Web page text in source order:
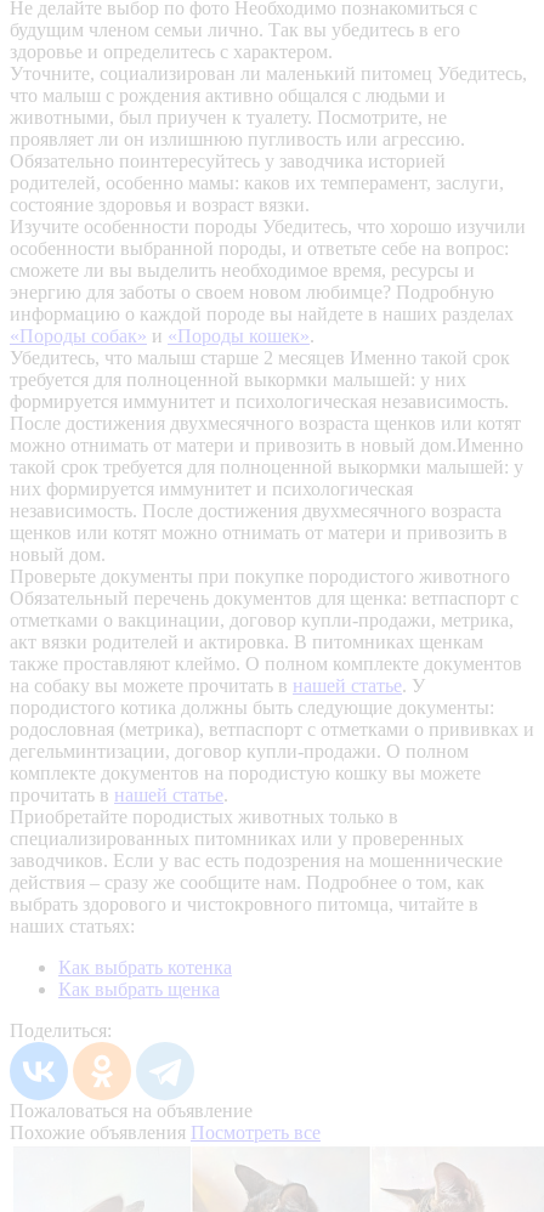
Не делайте выбор по фото Необходимо познакомиться с
будущим членом семьи лично. Так вы убедитесь в его
здоровье и определитесь с характером.
Уточните, социализирован ли маленький питомец Убедитесь,
что малыш с рождения активно общался с людьми и
животными, был приучен к туалету. Посмотрите, не
проявляет ли он излишнюю пугливость или агрессию.
Обязательно поинтересуйтесь у заводчика историей
родителей, особенно мамы: каков их темперамент, заслуги,
состояние здоровья и возраст вязки.
Изучите особенности породы Убедитесь, что хорошо изучили
особенности выбранной породы, и ответьте себе на вопрос:
сможете ли вы выделить необходимое время, ресурсы и
энергию для заботы о своем новом любимце? Подробную
информацию о каждой породе вы найдете в наших разделах
«Породы собак» и «Породы кошек».
Убедитесь, что малыш старше 2 месяцев Именно такой срок
требуется для полноценной выкормки малышей: у них
формируется иммунитет и психологическая независимость.
После достижения двухмесячного возраста щенков или котят
можно отнимать от матери и привозить в новый дом.Именно
такой срок требуется для полноценной выкормки малышей: у
них формируется иммунитет и психологическая
независимость. После достижения двухмесячного возраста
щенков или котят можно отнимать от матери и привозить в
новый дом.
Проверьте документы при покупке породистого животного
Обязательный перечень документов для щенка: ветпаспорт с
отметками о вакцинации, договор купли-продажи, метрика,
акт вязки родителей и актировка. В питомниках щенкам
также проставляют клеймо. О полном комплекте документов
на собаку вы можете прочитать в нашей статье. У
породистого котика должны быть следующие документы:
родословная (метрика), ветпаспорт с отметками о прививках и
дегельминтизации, договор купли-продажи. О полном
комплекте документов на породистую кошку вы можете
прочитать в нашей статье.
Приобретайте породистых животных только в
специализированных питомниках или у проверенных
заводчиков. Если у вас есть подозрения на мошеннические
действия – сразу же сообщите нам. Подробнее о том, как
выбрать здорового и чистокровного питомца, читайте в
наших статьях:
Как выбрать котенка
Как выбрать щенка
Поделиться:
Пожаловаться на объявление
Похожие объявления Посмотреть все